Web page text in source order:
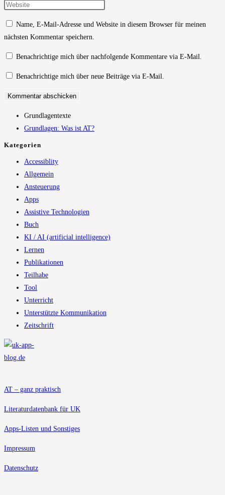
Namen
Benutzernamen
Kommentieren
deine
zum
ein
Gib
ein
Name, E-Mail-Adresse und Website in diesem Browser für meinen
nächsten Kommentar speichern.
Benachrichtige mich über nachfolgende Kommentare via E-Mail.
Benachrichtige mich über neue Beiträge via E-Mail.
Grundlagentexte
Grundlagen: Was ist AT?
Kategorien
Accessiblity
Allgemein
Ansteuerung
Apps
Assistive Technologien
Buch
KI / AI (artificial intelligence)
Lernen
Publikationen
Teilhabe
Tool
Unterricht
Unterstützte Kommunikation
Zeitschrift
AT – ganz praktisch
Literaturdatenbank für UK
Apps-Listen und Sonstiges
Impressum
Datenschutz